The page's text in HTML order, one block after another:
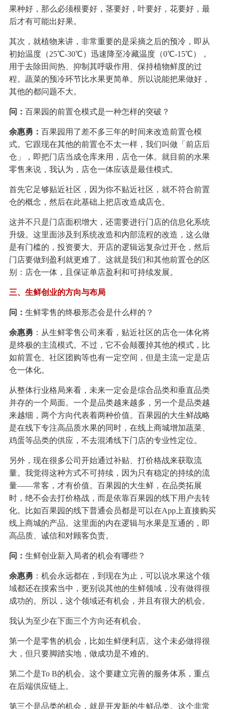
果种好，那么必须根要好，茎要好，叶要好，花要好，最
后才有可能出好果。
其次，就植物来讲，非常重要的是采摘之后的预冷，即从
初始温度（25℃-30℃）迅速降至冷藏温度（0℃-15℃），
用于去除田间热、抑制其呼吸作用、保持植物鲜度的过
程。蔬菜的预冷环节比水果更简单。所以说能把果做好，
其他的都问题不大。
问： 百果园的前置仓模式是一种怎样的突破？
余惠勇： 百果园用了差不多三年的时间来改造前置仓模
式。它跟现在其他的前置仓不太一样，我们叫做「前店后
仓」，即把门店当成仓库来用，店仓一体。就目前的水果
零售来说，我认为，店仓一体应该是最佳模式。
首先它足够贴近社区，因为你不贴近社区，就不符合前置
仓的概念，然后在此基础上把店改造成店仓。
这并不只是门店面积增大，还需要进行门店的信息化系统
升级。这里面涉及到系统改造和内部流程的改造，这么做
是有门槛的，投资要大。开店的逻辑远复杂过开仓，然后
门店要做到盈利就更难了。这就是我们和其他前置仓的区
别：店仓一体，且保证单店盈利和可持续发展。
三、生鲜创业的方向与布局
问： 生鲜零售的终极形态会是什么样的？
余惠勇 ：从生鲜零售公司来看，贴近社区的店仓一体化将
是终极的主流模式。不过，它不会颠覆掉其他的模式，比
如前置仓、社区团购等也有一定空间，但是主流一定是店
仓一体化。
从整体行业格局来看，未来一定会是综合品类和垂直品类
并存的一个局面。一个是品类越来越多，另一个是品类越
来越细，两个方向代表着两种价值。百果园的大生鲜战略
是在线下专注高品质水果的同时，在线上商城增加蔬菜、
鸡蛋等品类的供应，不去混淆线下门店的专业性定位。
另外，现在很多公司开始通过补贴、打价格战来获取流
量。我觉得这种方式不可持续，因为只有稳定的持续的流
量——常客，才有价值。百果园的大生鲜，在品类拓展
时，绝不会去打价格战，而是依靠百果园的线下用户去转
化。比如百果园的线下普通会员都是可以在App上直接购买
线上商城的产品。这里面的内在逻辑与水果是互通的，即
高品质、诚信和对顾客负责。
问： 生鲜创业新入局者的机会有哪些？
余惠勇 ：机会永远都在，到现在为止，可以说水果这个领
域都还在摸索当中，更别说其他的生鲜领域，没有做得很
成功的。所以，这个领域还有机会，并且有很大的机会。
我认为至少在下面三个方向还有机会。
第一个是零售的机会，比如生鲜便利店。这个未必做得很
大，但只要脚踏实地，做成功是不难的。
第二个是To B的机会。这个要建立完善的服务体系，重点
在后端供应链上。
第三个是品类的机会，就是开发新的生鲜品类。这个非常